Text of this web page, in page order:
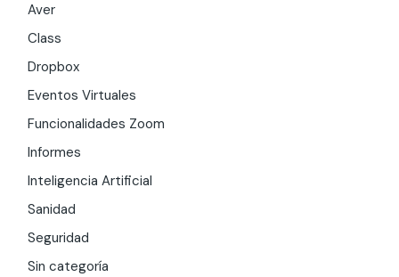
Aver
Class
Dropbox
Eventos Virtuales
Funcionalidades Zoom
Informes
Inteligencia Artificial
Sanidad
Seguridad
Sin categoría